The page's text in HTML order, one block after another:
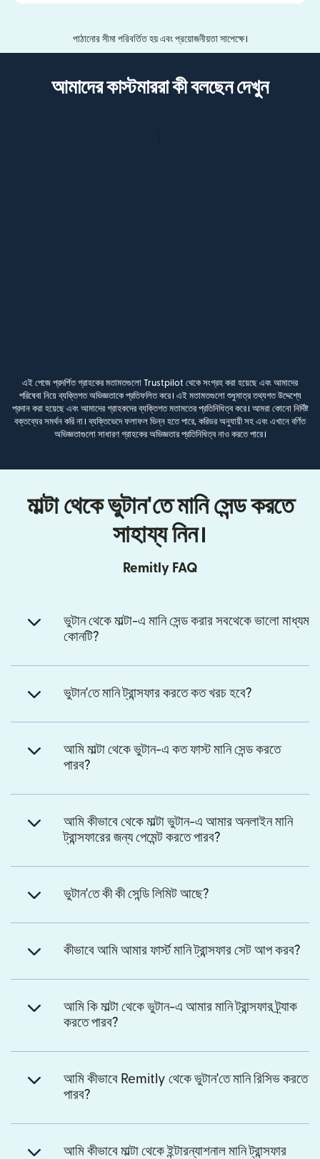
পাঠানোর সীমা পরিবর্তিত হয় এবং প্রয়োজনীয়তা সাপেক্ষে।
আমাদের কাস্টমাররা কী বলছেন দেখুন
এই পেজে প্রদর্শিত গ্রাহকের মতামতগুলো Trustpilot থেকে সংগ্রহ করা হয়েছে এবং আমাদের
পরিষেবা নিয়ে ব্যক্তিগত অভিজ্ঞতাকে প্রতিফলিত করে। এই মতামতগুলো শুধুমাত্র তথ্যগত উদ্দেশ্যে
প্রদান করা হয়েছে এবং আমাদের গ্রাহকদের ব্যক্তিগত মতামতের প্রতিনিধিত্ব করে। আমরা কোনো নির্দিষ্ট
বক্তব্যের সমর্থন করি না। ব্যক্তিভেদে ফলাফল ভিন্ন হতে পারে, করিডর অনুযায়ী সহ এবং এখানে বর্ণিত
অভিজ্ঞতাগুলো সাধারণ গ্রাহকের অভিজ্ঞতার প্রতিনিধিত্ব নাও করতে পারে।
মাল্টা থেকে ভুটান'তে মানি সেন্ড করতে
সাহায্য নিন।
Remitly FAQ
ভুটান থেকে মাল্টা-এ মানি সেন্ড করার সবথেকে ভালো মাধ্যম
কোনটি?
ভুটান'তে মানি ট্রান্সফার করতে কত খরচ হবে?
আমি মাল্টা থেকে ভুটান-এ কত ফাস্ট মানি সেন্ড করতে
পারব?
আমি কীভাবে থেকে মাল্টা ভুটান-এ আমার অনলাইন মানি
ট্রান্সফারের জন্য পেমেন্ট করতে পারব?
ভুটান'তে কী কী সেন্ডি লিমিট আছে?
কীভাবে আমি আমার ফার্স্ট মানি ট্রান্সফার সেট আপ করব?
আমি কি মাল্টা থেকে ভুটান-এ আমার মানি ট্রান্সফার ট্র্যাক
করতে পারব?
আমি কীভাবে Remitly থেকে ভুটান'তে মানি রিসিভ করতে
পারব?
আমি কীভাবে মাল্টা থেকে ইন্টারন্যাশনাল মানি ট্রান্সফার